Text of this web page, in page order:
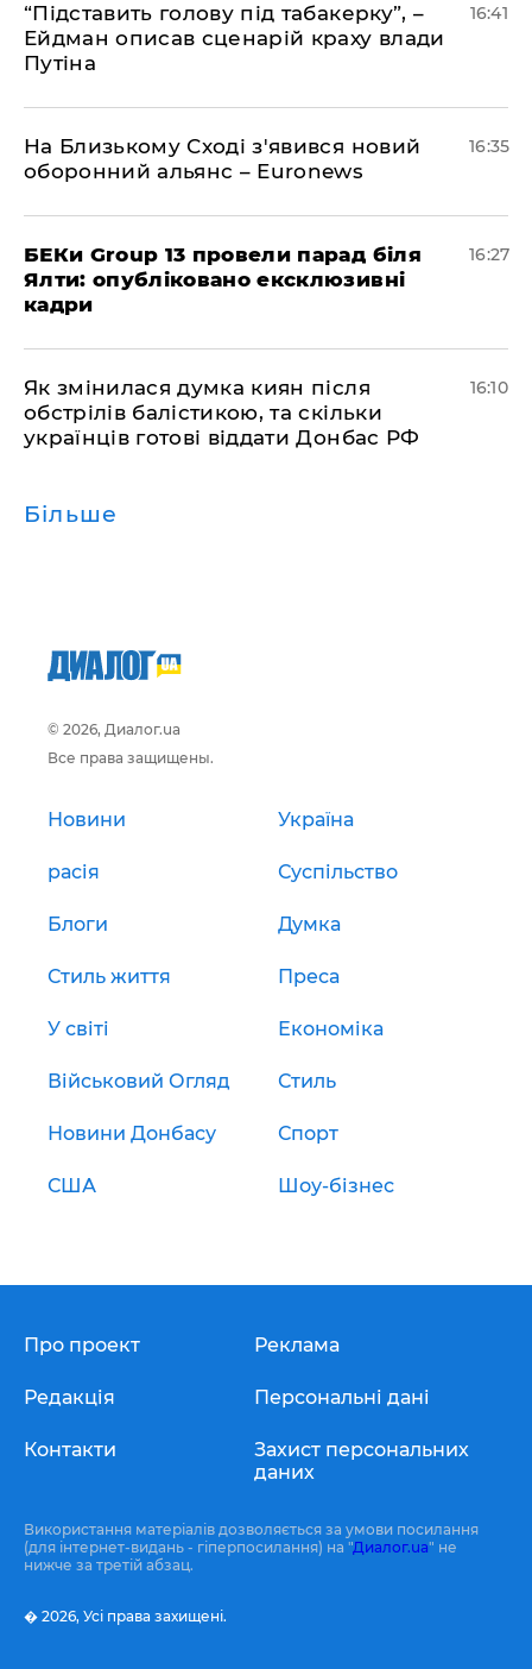
​“Підставить голову під табакерку”, –
Ейдман описав сценарій краху влади
Путіна
16:41
На Близькому Сході з'явився новий
оборонний альянс – Euronews
16:35
БЕКи Group 13 провели парад біля
Ялти: опубліковано ексклюзивні
кадри
16:27
Як змінилася думка киян після
обстрілів балістикою, та скільки
українців готові віддати Донбас РФ
16:10
Більше
© 2026, Диалог.ua
Все права защищены.
Новини Україна
расія Суспільство
Блоги Думка
Стиль життя Преса
У світі Економіка
Військовий Огляд Стиль
Новини Донбасу Спорт
США Шоу-бізнес
Про проект
Редакція
Контакти
Реклама
Персональні дані
Захист персональних
даних
Використання матеріалів дозволяється за умови посилання
(для інтернет-видань - гіперпосилання) на "Диалог.ua" не
нижче за третій абзац.
� 2026, Усі права захищені.